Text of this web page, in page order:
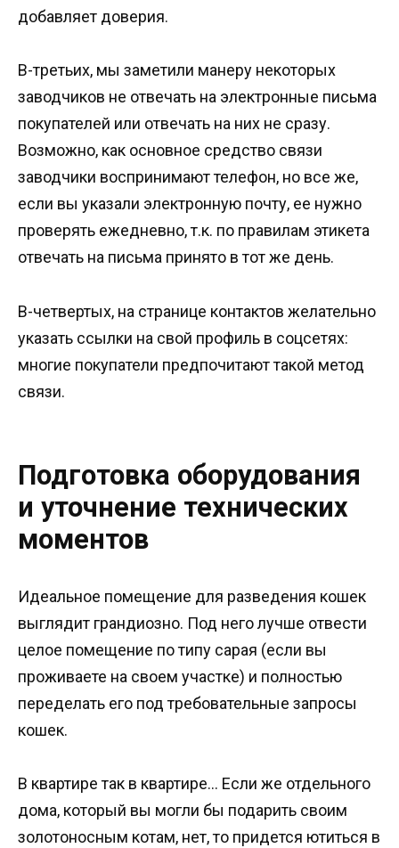
добавляет доверия.
В-третьих, мы заметили манеру некоторых
заводчиков не отвечать на электронные письма
покупателей или отвечать на них не сразу.
Возможно, как основное средство связи
заводчики воспринимают телефон, но все же,
если вы указали электронную почту, ее нужно
проверять ежедневно, т.к. по правилам этикета
отвечать на письма принято в тот же день.
В-четвертых, на странице контактов желательно
указать ссылки на свой профиль в соцсетях:
многие покупатели предпочитают такой метод
связи.
Подготовка оборудования
и уточнение технических
моментов
Идеальное помещение для разведения кошек
выглядит грандиозно. Под него лучше отвести
целое помещение по типу сарая (если вы
проживаете на своем участке) и полностью
переделать его под требовательные запросы
кошек.
В квартире так в квартире… Если же отдельного
дома, который вы могли бы подарить своим
золотоносным котам, нет, то придется ютиться в